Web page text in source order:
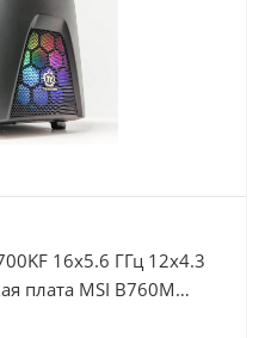
16x5.6 ГГц 12x4.3
плата MSI B760M
RTX 5080 16Гб,